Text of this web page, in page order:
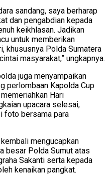
sandang, saya berharap
dan pengabdian kepada
keikhlasan. Jadikan
untuk memberikan
khususnya Polda Sumatera
masyarakat,” ungkapnya.
juga menyampaikan
perlombaan Kapolda Cup
Hari
upacara selesai,
foto bersama para
mengucapkan
besar Polda Sumut atas
Sakanti serta kepada
kenaikan pangkat.